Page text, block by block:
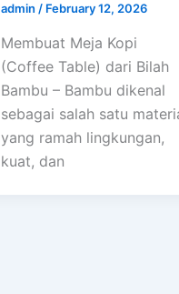
admin/ February 12, 2026
Membuat Meja Kopi
(Coffee Table) dari Bilah
Bambu – Bambu dikenal
sebagai salah satu
yang ramah lingkungan,
kuat, dan